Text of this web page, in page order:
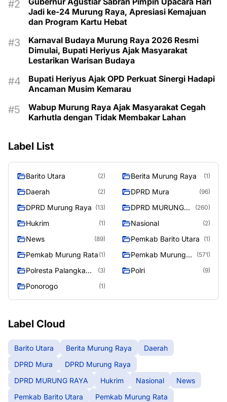
Jadi ke-24 Murung Raya, Apresiasi Kemajuan
dan Program Kartu Hebat
Karnaval Budaya Murung Raya 2026 Resmi
Dimulai, Bupati Heriyus Ajak Masyarakat
Lestarikan Warisan Budaya
Bupati Heriyus Ajak OPD Perkuat Sinergi Hadapi
Ancaman Musim Kemarau
Wabup Murung Raya Ajak Masyarakat Cegah
Karhutla dengan Tidak Membakar Lahan
Label List
Barito Utara (2) Berita Murung Raya (1)
Daerah (2) DPRD Mura (96)
DPRD Murung Raya (13)
DPRD MURUNG
(260)
Hukrim (1) Nasional (2)
News (89) Pemkab Barito Utara (1)
Pemkab Murung Rata (1)
Pemkab Murung
(571)
Polresta Palangka
(3) Polri (9)
Ponorogo (1)
Label Cloud
Barito Utara Berita Murung Raya
Daerah
DPRD Mura
DPRD Murung Raya
DPRD MURUNG RAYA
Hukrim Nasional
News
Pemkab Barito Utara
Pemkab Murung Rata